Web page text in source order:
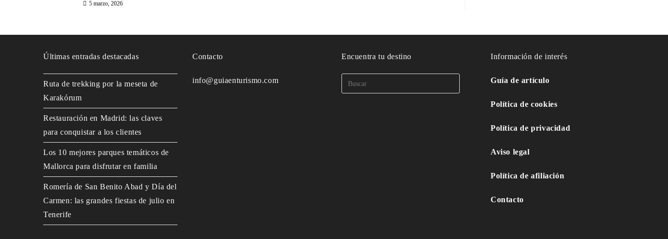
5 marzo, 2026
Últimas entradas destacadas
Ruta de trekking por la meseta de
Karakórum
Restauración en Madrid: las claves
para conquistar a los clientes
Los 10 mejores parques temáticos de
Mallorca para disfrutar en familia
Romería de San Benito Abad y Día del
Carmen: las grandes fiestas de julio en
Tenerife
Contacto
info@guiaenturismo.com
Encuentra tu destino Información de interés
Guía de artículo
Política de cookies
Política de privacidad
Aviso legal
Política de afiliación
Contacto